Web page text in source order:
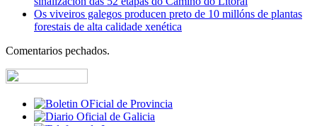
Os viveiros galegos producen preto de 10 millóns de plantas
forestais de alta calidade xenética
Comentarios pechados.